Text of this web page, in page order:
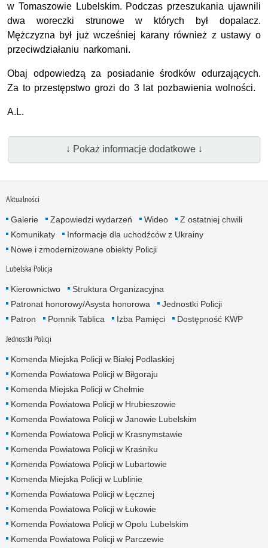
w Tomaszowie Lubelskim. Podczas przeszukania ujawnili
dwa woreczki strunowe w których był dopalacz.
Mężczyzna był już wcześniej karany również z ustawy o
przeciwdziałaniu narkomani.
Obaj odpowiedzą za posiadanie środków odurzających.
Za to przestępstwo grozi do 3 lat pozbawienia wolności.
A.L.
↓ Pokaż informacje dodatkowe ↓
Aktualności
Galerie Zapowiedzi wydarzeń Wideo
Z ostatniej chwili
Komunikaty
Informacje dla uchodźców z Ukrainy
Nowe i zmodernizowane obiekty Policji
Lubelska Policja
Kierownictwo
Struktura Organizacyjna
Patronat honorowy/Asysta honorowa
Jednostki Policji
Patron
Pomnik Tablica Izba Pamięci Dostępność KWP
Jednostki Policji
Komenda Miejska Policji w Białej Podlaskiej
Komenda Powiatowa Policji w Biłgoraju
Komenda Miejska Policji w Chełmie
Komenda Powiatowa Policji w Hrubieszowie
Komenda Powiatowa Policji w Janowie Lubelskim
Komenda Powiatowa Policji w Krasnymstawie
Komenda Powiatowa Policji w Kraśniku
Komenda Powiatowa Policji w Lubartowie
Komenda Miejska Policji w Lublinie
Komenda Powiatowa Policji w Łęcznej
Komenda Powiatowa Policji w Łukowie
Komenda Powiatowa Policji w Opolu Lubelskim
Komenda Powiatowa Policji w Parczewie